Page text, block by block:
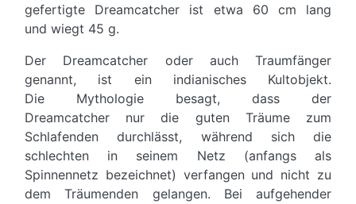
gefertigte Dreamcatcher ist etwa 60 cm lang
und wiegt 45 g.
Der Dreamcatcher oder auch Traumfänger
genannt, ist ein indianisches Kultobjekt.
Die Mythologie besagt, dass der
Dreamcatcher nur die guten Träume zum
Schlafenden durchlässt, während sich die
schlechten in seinem Netz (anfangs als
Spinnennetz bezeichnet) verfangen und nicht zu
dem Träumenden gelangen. Bei aufgehender